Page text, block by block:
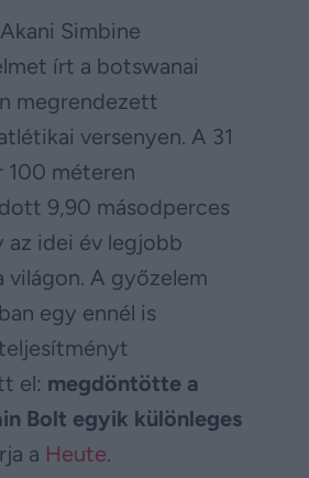
Simbine
írt a botswanai
megrendezett
versenyen. A 31
100 méteren
9,90 másodperces
az idei év legjobb
világon. A győzelem
egy ennél is
el: megdöntötte a
Bolt egyik különleges
a Heute.